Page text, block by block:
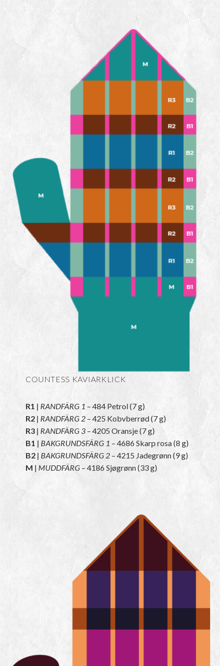
COUNTESS KAVIARKLICK
R1 | RANDFÄRG 1 – 484 Petrol (7 g)
R2 | RANDFÄRG 2 – 425 Kobvberrød (7 g)
R3 | RANDFÄRG 3 – 4205 Oransje (7 g)
B1 | BAKGRUNDSFÄRG 1 – 4686 Skarp rosa (8 g)
B2 | BAKGRUNDSFÄRG 2 – 4215 Jadegrønn (9 g)
M | MUDDFÄRG – 4186 Sjøgrønn (33 g)